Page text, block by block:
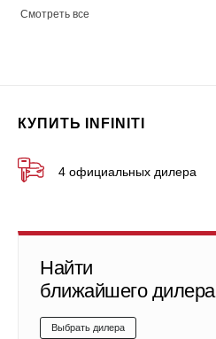
Смотреть все
КУПИТЬ INFINITI
4 официальных дилера
Найти
ближайшего дилера
Выбрать дилера